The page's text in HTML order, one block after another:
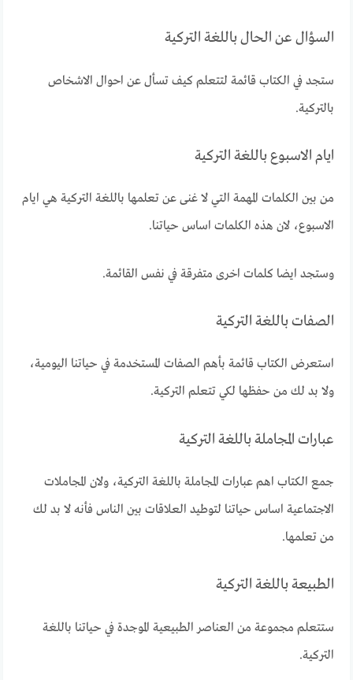
السؤال عن الحال باللغة التركية
ستجد في الكتاب قائمة لتتعلم كيف تسأل عن احوال الاشخاص
بالتركية.
ايام الاسبوع باللغة التركية
من بين الكلمات المهمة التي لا غنى عن تعلمها باللغة التركية هي ايام
الاسبوع، لان هذه الكلمات اساس حياتنا.
وستجد ايضا كلمات اخرى متفرقة في نفس القائمة.
الصفات باللغة التركية
استعرض الكتاب قائمة بأهم الصفات المستخدمة في حياتنا اليومية،
ولا بد لك من حفظها لكي تتعلم التركية.
عبارات المجاملة باللغة التركية
جمع الكتاب اهم عبارات المجاملة باللغة التركية، ولان المجاملات
الاجتماعية اساس حياتنا لتوطيد العلاقات بين الناس فأنه لا بد لك
من تعلمها.
الطبيعة باللغة التركية
ستتعلم مجموعة من العناصر الطبيعية الموجدة في حياتنا باللغة
التركية.